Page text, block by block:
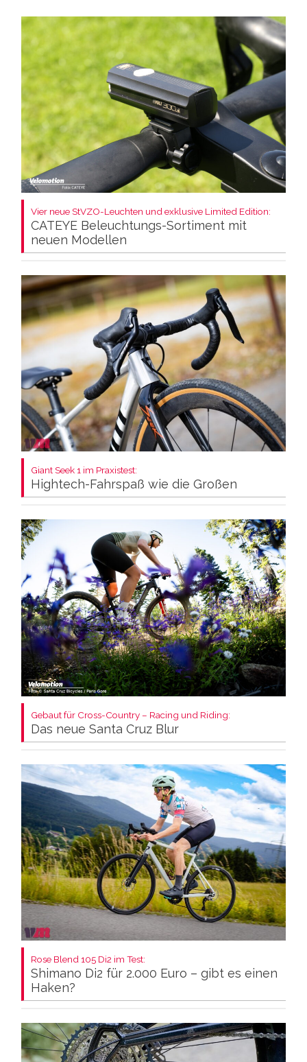
Vier neue StVZO-Leuchten und exklusive Limited Edition:
CATEYE Beleuchtungs-Sortiment mit
neuen Modellen
Giant Seek 1 im Praxistest:
Hightech-Fahrspaß wie die Großen
Gebaut für Cross-Country – Racing und Riding:
Das neue Santa Cruz Blur
Rose Blend 105 Di2 im Test:
Shimano Di2 für 2.000 Euro – gibt es einen
Haken?